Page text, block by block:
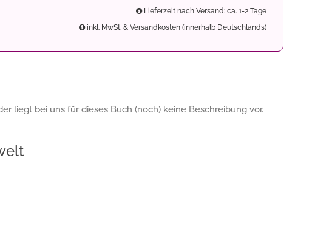
Lieferzeit nach Versand: ca. 1-2 Tage
inkl. MwSt. & Versandkosten (innerhalb Deutschlands)
liegt bei uns für dieses Buch (noch) keine Beschreibung vor.